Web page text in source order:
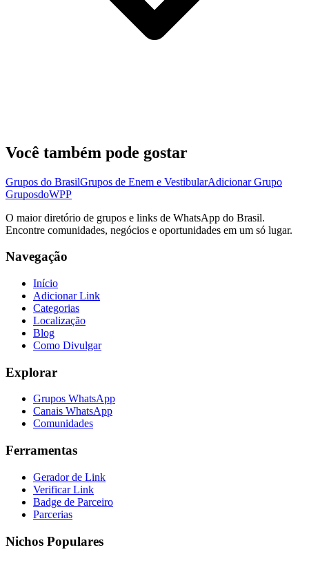
Você também pode gostar
Grupos do BrasilGrupos de Enem e VestibularAdicionar Grupo
GruposdoWPP
O maior diretório de grupos e links de WhatsApp do Brasil.
Encontre comunidades, negócios e oportunidades em um só lugar.
Navegação
Início
Adicionar Link
Categorias
Localização
Blog
Como Divulgar
Explorar
Grupos WhatsApp
Canais WhatsApp
Comunidades
Ferramentas
Gerador de Link
Verificar Link
Badge de Parceiro
Parcerias
Nichos Populares